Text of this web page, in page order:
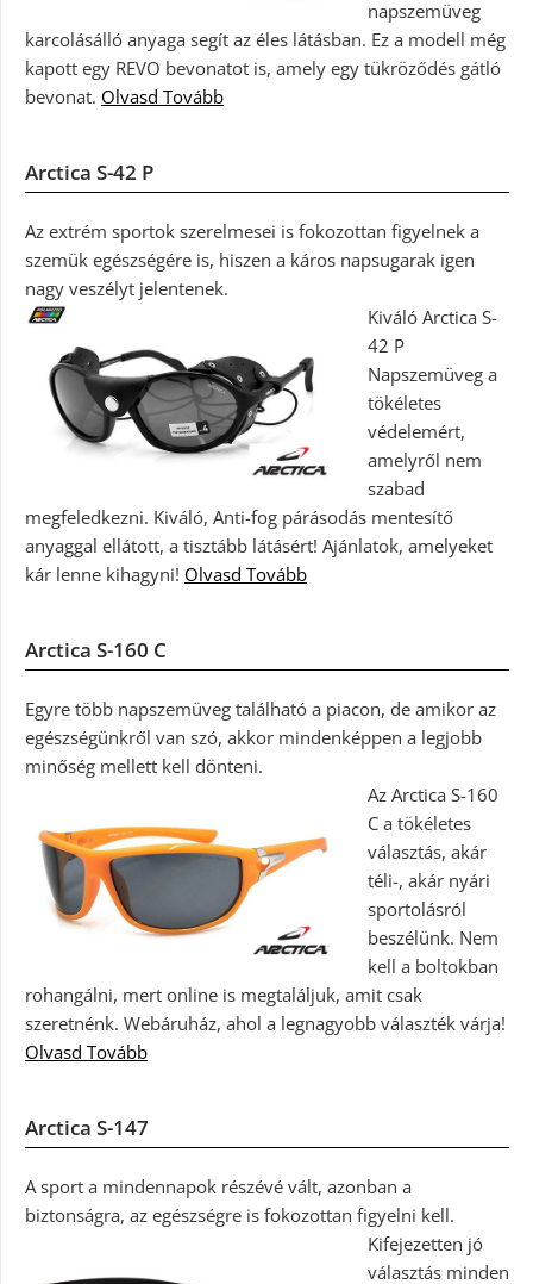
napszemüveg
karcolásálló anyaga segít az éles látásban. Ez a modell még
kapott egy REVO bevonatot is, amely egy tükröződés gátló
bevonat. Olvasd Tovább
Arctica S-42 P
Az extrém sportok szerelmesei is fokozottan figyelnek a
szemük egészségére is, hiszen a káros napsugarak igen
nagy veszélyt jelentenek.
Kiváló Arctica S-
42 P
Napszemüveg a
tökéletes
védelemért,
amelyről nem
szabad
megfeledkezni. Kiváló, Anti-fog párásodás mentesítő
anyaggal ellátott, a tisztább látásért! Ajánlatok, amelyeket
kár lenne kihagyni! Olvasd Tovább
Arctica S-160 C
Egyre több napszemüveg található a piacon, de amikor az
egészségünkről van szó, akkor mindenképpen a legjobb
minőség mellett kell dönteni.
Az Arctica S-160
C a tökéletes
választás, akár
téli-, akár nyári
sportolásról
beszélünk. Nem
kell a boltokban
rohangálni, mert online is megtaláljuk, amit csak
szeretnénk. Webáruház, ahol a legnagyobb választék várja!
Olvasd Tovább
Arctica S-147
A sport a mindennapok részévé vált, azonban a
biztonságra, az egészségre is fokozottan figyelni kell.
Kifejezetten jó
választás minden